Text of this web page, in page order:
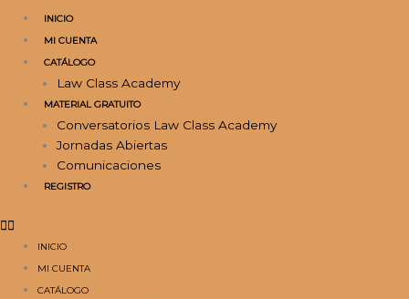
INICIO
MI CUENTA
CATÁLOGO
Law Class Academy
MATERIAL GRATUITO
Conversatorios Law Class Academy
Jornadas Abiertas
Comunicaciones
REGISTRO
INICIO
MI CUENTA
CATÁLOGO